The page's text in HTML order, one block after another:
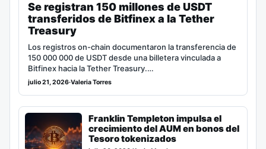
Se registran 150 millones de USDT
transferidos de Bitfinex a la Tether
Treasury
Los registros on-chain documentaron la transferencia de
150 000 000 de USDT desde una billetera vinculada a
Bitfinex hacia la Tether Treasury.…
julio 21, 2026·Valeria Torres
Franklin Templeton impulsa el
crecimiento del AUM en bonos del
Tesoro tokenizados